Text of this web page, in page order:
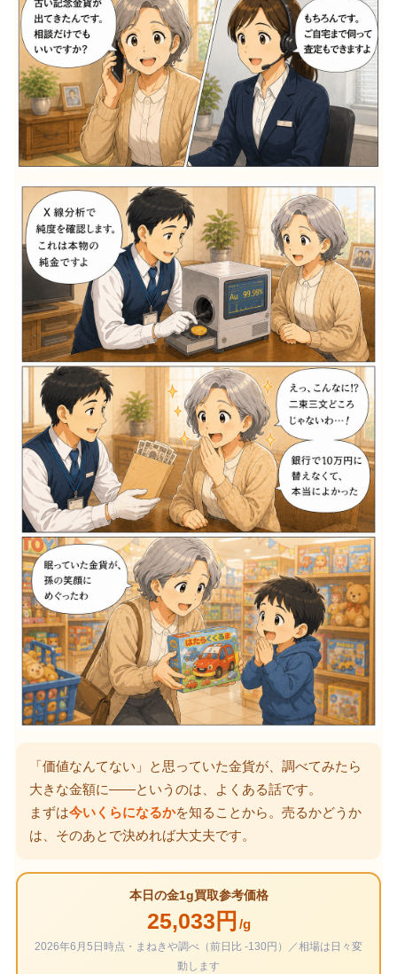
「価値なんてない」と思っていた金貨が、調べてみたら
大きな金額に——というのは、よくある話です。
まずは今いくらになるかを知ることから。売るかどうか
は、そのあとで決めれば大丈夫です。
本日の金1g買取参考価格
25,033円 /g
2026年6月5日時点・まねきや調べ（前日比 -130円）／相場は日々変
動します